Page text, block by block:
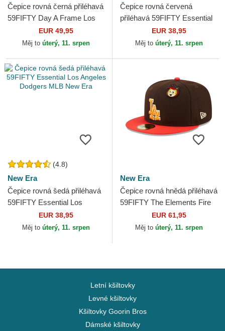
Čepice rovná černá přiléhavá
59FIFTY Day A Frame Los
Angeles Dodgers MLB New
EUR 49,95
Měj to úterý, 11. srpen
Čepice rovná červená
přiléhavá 59FIFTY Essential
Los Angeles Dodgers MLB
New Era
EUR 38,95
Měj to úterý, 11. srpen
(4.8)
New Era
Čepice rovná šedá přiléhavá
59FIFTY Essential Los
Angeles Dodgers MLB New
EUR 38,95
Měj to úterý, 11. srpen
New Era
Čepice rovná hnědá přiléhavá
59FIFTY The Elements Fire
Pin Los Angeles Dodgers
MLB New Era
EUR 61,95
Měj to úterý, 11. srpen
Letní kšiltovky
Levné kšiltovky
Kšiltovky Goorin Bros
Dámské kšiltovky